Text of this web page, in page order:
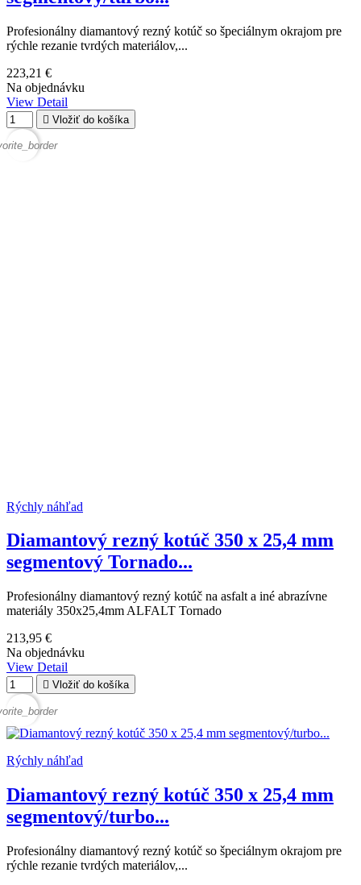
Profesionálny diamantový rezný kotúč so špeciálnym okrajom pre
rýchle rezanie tvrdých materiálov,...
223,21 €
Na objednávku
View Detail
 Vložiť do košíka
Rýchly náhľad
Diamantový rezný kotúč 350 x 25,4 mm
segmentový Tornado...
Profesionálny diamantový rezný kotúč na asfalt a iné abrazívne
materiály 350x25,4mm ALFALT Tornado
213,95 €
Na objednávku
View Detail
 Vložiť do košíka
Rýchly náhľad
Diamantový rezný kotúč 350 x 25,4 mm
segmentový/turbo...
Profesionálny diamantový rezný kotúč so špeciálnym okrajom pre
rýchle rezanie tvrdých materiálov,...